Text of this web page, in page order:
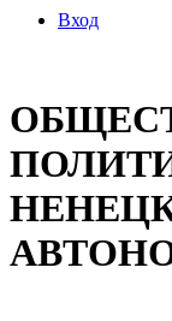
Вход